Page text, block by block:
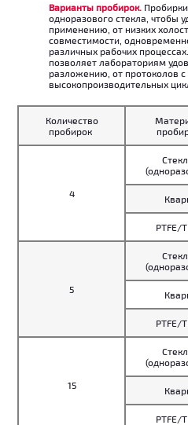
Варианты пробирок.
одноразового стекла, чтобы
применению, от низких
совместимости,
различных рабочих
позволяет лабораториям
разложению, от протоколов
высокопроизводительных
Количество
пробирок
4
PTFE/
5
PTFE/
15
PTFE/